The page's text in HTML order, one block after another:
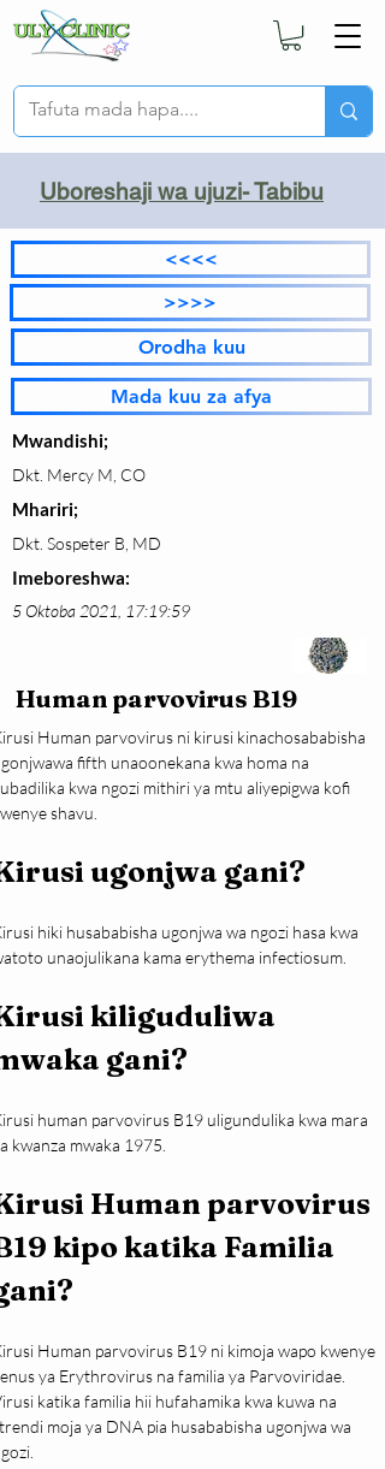
Uboreshaji wa ujuzi- Tabibu
<<<<
>>>>
Orodha kuu
Mada kuu za afya
Mwandishi;
Dkt. Mercy M, CO
Mhariri;
Dkt. Sospeter B, MD
Imeboreshwa:
5 Oktoba 2021, 17:19:59
Human parvovirus B19
Human parvovirus ni kirusi kinachosababisha
fifth unaoonekana kwa homa na
kwa ngozi mithiri ya mtu aliyepigwa kofi
shavu.
ugonjwa gani?
hiki husababisha ugonjwa wa ngozi hasa kwa
unaojulikana kama erythema infectiosum.
kiliguduliwa
gani?
human parvovirus B19 uligundulika kwa mara
kwanza mwaka 1975.
Human parvovirus
kipo katika Familia
Human parvovirus B19 ni kimoja wapo kwenye
ya Erythrovirus na familia ya Parvoviridae.
katika familia hii hufahamika kwa kuwa na
moja ya DNA pia husababisha ugonjwa wa